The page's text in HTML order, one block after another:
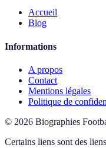
Accueil
Blog
Informations
A propos
Contact
Mentions légales
Politique de
© 2026 Biographies
Certains liens sont des